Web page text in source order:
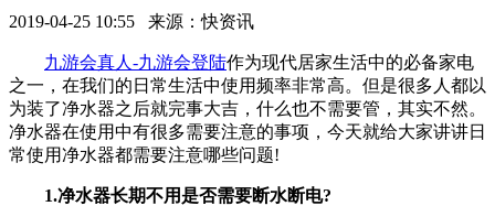
2019-04-25 10:55 来源：快资讯
九游会真人-九游会登陆作为现代居家生活中的必备家电
之一，在我们的日常生活中使用频率非常高。但是很多人都以
为装了净水器之后就完事大吉，什么也不需要管，其实不然。
净水器在使用中有很多需要注意的事项，今天就给大家讲讲日
常使用净水器都需要注意哪些问题!
1.净水器长期不用是否需要断水断电?